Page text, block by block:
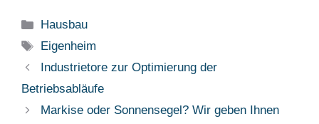
Kategorien
Hausbau
Schlagwörter
Eigenheim
Industrietore zur Optimierung der
Betriebsabläufe
Markise oder Sonnensegel? Wir geben Ihnen